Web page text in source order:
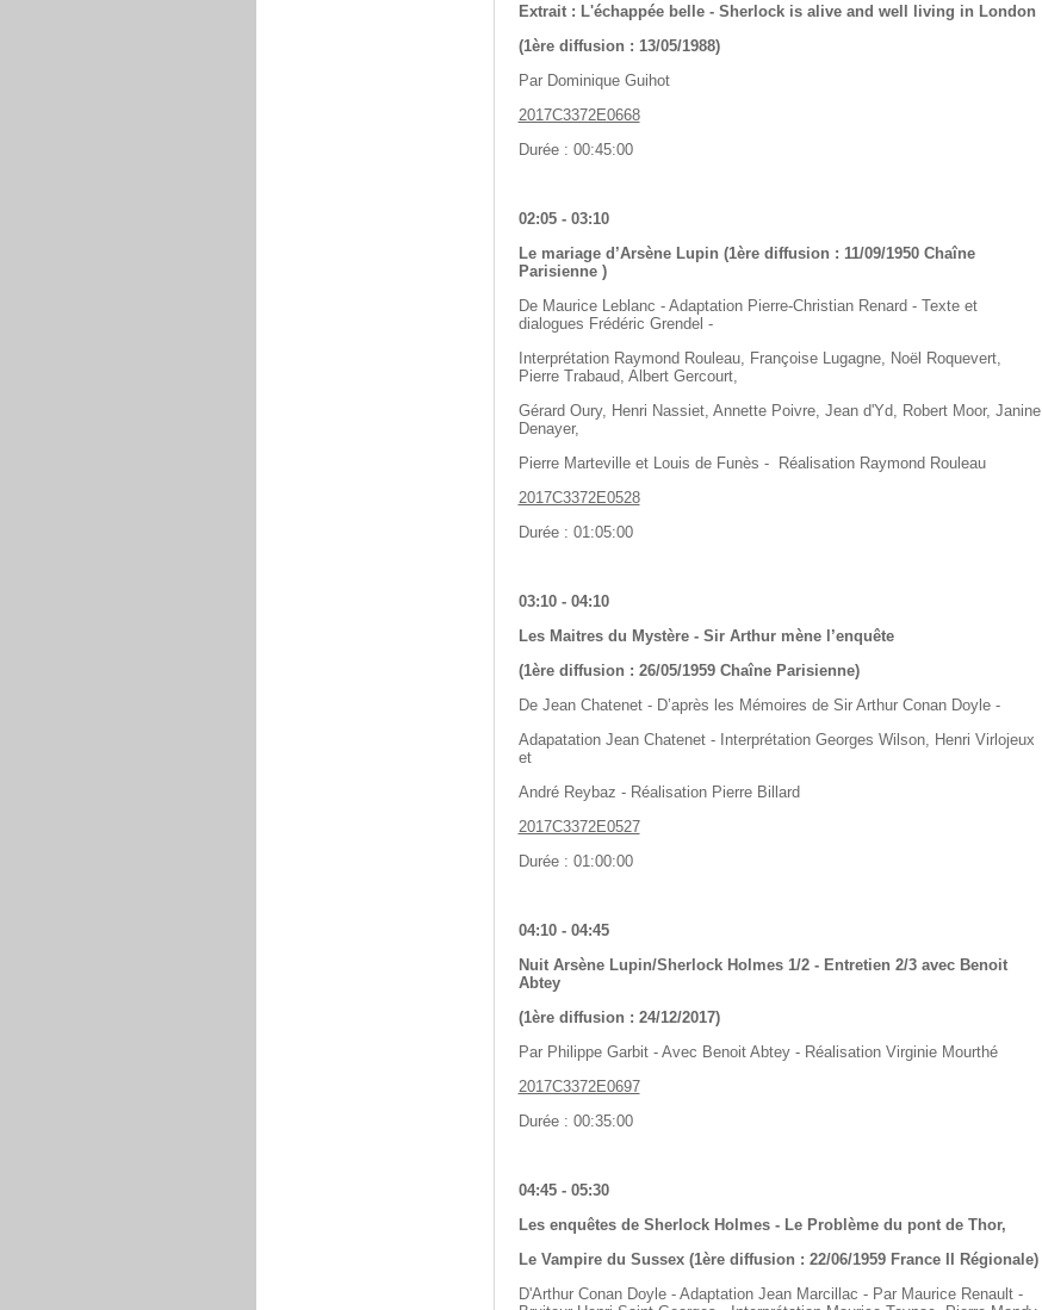
Extrait : L'échappée belle - Sherlock is alive and well living in London
(1ère diffusion : 13/05/1988)
Par Dominique Guihot
2017C3372E0668
Durée : 00:45:00
02:05 - 03:10
Le mariage d’Arsène Lupin (1ère diffusion : 11/09/1950 Chaîne
Parisienne )
De Maurice Leblanc - Adaptation Pierre-Christian Renard - Texte et
dialogues Frédéric Grendel -
Interprétation Raymond Rouleau, Françoise Lugagne, Noël Roquevert,
Pierre Trabaud, Albert Gercourt,
Gérard Oury, Henri Nassiet, Annette Poivre, Jean d'Yd, Robert Moor, Janine
Denayer,
Pierre Marteville et Louis de Funès - Réalisation Raymond Rouleau
2017C3372E0528
Durée : 01:05:00
03:10 - 04:10
Les Maitres du Mystère - Sir Arthur mène l’enquête
(1ère diffusion : 26/05/1959 Chaîne Parisienne)
De Jean Chatenet - D’après les Mémoires de Sir Arthur Conan Doyle -
Adapatation Jean Chatenet - Interprétation Georges Wilson, Henri Virlojeux
et
André Reybaz - Réalisation Pierre Billard
2017C3372E0527
Durée : 01:00:00
04:10 - 04:45
Nuit Arsène Lupin/Sherlock Holmes 1/2 - Entretien 2/3 avec Benoit
Abtey
(1ère diffusion : 24/12/2017)
Par Philippe Garbit - Avec Benoit Abtey - Réalisation Virginie Mourthé
2017C3372E0697
Durée : 00:35:00
04:45 - 05:30
Les enquêtes de Sherlock Holmes - Le Problème du pont de Thor,
Le Vampire du Sussex (1ère diffusion : 22/06/1959 France II Régionale)
D'Arthur Conan Doyle - Adaptation Jean Marcillac - Par Maurice Renault -